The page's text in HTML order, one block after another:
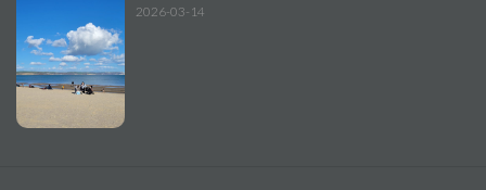
2026-03-14